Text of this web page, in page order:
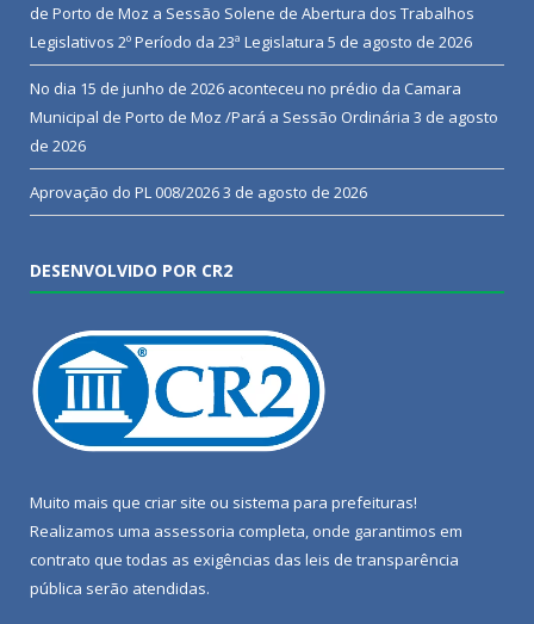
de Porto de Moz a Sessão Solene de Abertura dos Trabalhos
Legislativos 2º Período da 23ª Legislatura 5 de agosto de 2026
No dia 15 de junho de 2026 aconteceu no prédio da Camara
Municipal de Porto de Moz /Pará a Sessão Ordinária 3 de agosto
de 2026
Aprovação do PL 008/20263 de agosto de 2026
DESENVOLVIDO POR CR2
Muito mais que criar site ou sistema para prefeituras!
Realizamos uma assessoria completa, onde garantimos em
contrato que todas as exigências das leis de transparência
pública serão atendidas.